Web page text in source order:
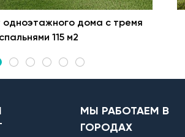
одноэтажного дома с тремя
спальнями 115 м2
МЫ РАБОТАЕМ В
ГОРОДАХ